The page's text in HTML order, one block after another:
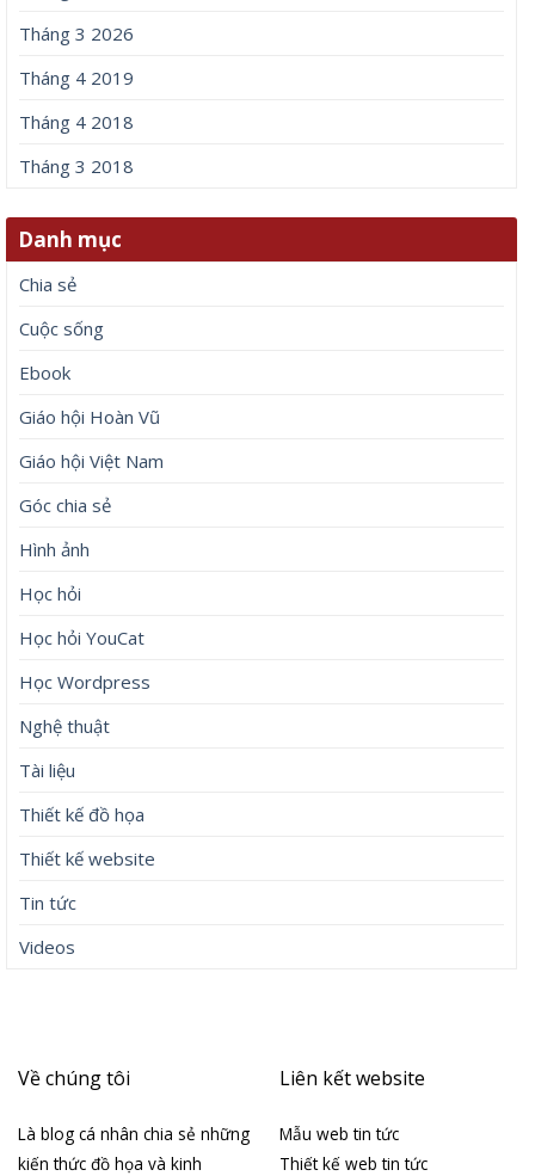
Tháng 3 2026
Tháng 4 2019
Tháng 4 2018
Tháng 3 2018
Danh mục
Chia sẻ
Cuộc sống
Ebook
Giáo hội Hoàn Vũ
Giáo hội Việt Nam
Góc chia sẻ
Hình ảnh
Học hỏi
Học hỏi YouCat
Học Wordpress
Nghệ thuật
Tài liệu
Thiết kế đồ họa
Thiết kế website
Tin tức
Videos
Về chúng tôi
Là blog cá nhân chia sẻ những
kiến thức đồ họa và kinh
Liên kết website
Mẫu web tin tức
Thiết kế web tin tức